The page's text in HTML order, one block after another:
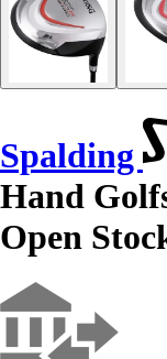
Spalding
Hand
Open